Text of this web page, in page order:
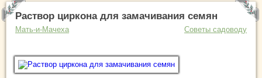
Раствор циркона для замачивания семян
Мать-и-Мачеха Советы садоводу